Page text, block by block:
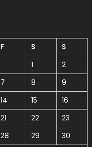
F S
S
1
2
7 8
9
14 15
16
21 22
23
28 29
30